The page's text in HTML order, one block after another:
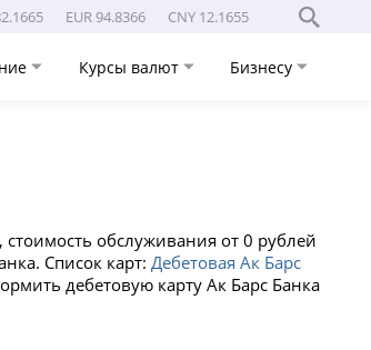
EUR 94.8366 CNY 12.1655
Курсы валют Бизнесу
обслуживания от 0 рублей
Список карт:Дебетовая Ак Барс
дебетовую карту Ак Барс Банка